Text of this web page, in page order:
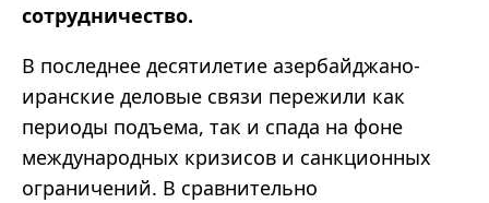
сотрудничество.
В последнее десятилетие азербайджано-
иранские деловые связи пережили как
периоды подъема, так и спада на фоне
международных кризисов и санкционных
ограничений. В сравнительно